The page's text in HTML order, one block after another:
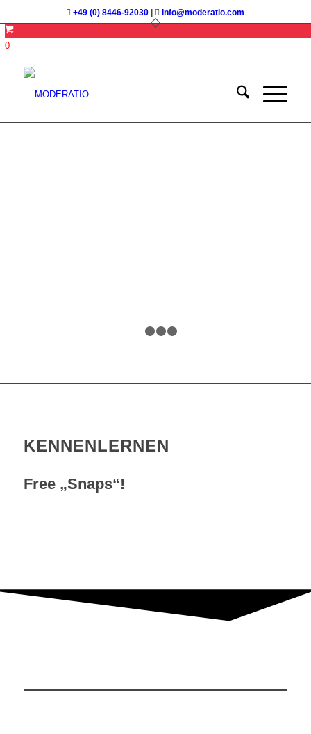
+49 (0) 8446-92030 info@moderatio.com
0
MODERATION ・
FACILITATION
KENNENLERNEN
Free „Snaps“!